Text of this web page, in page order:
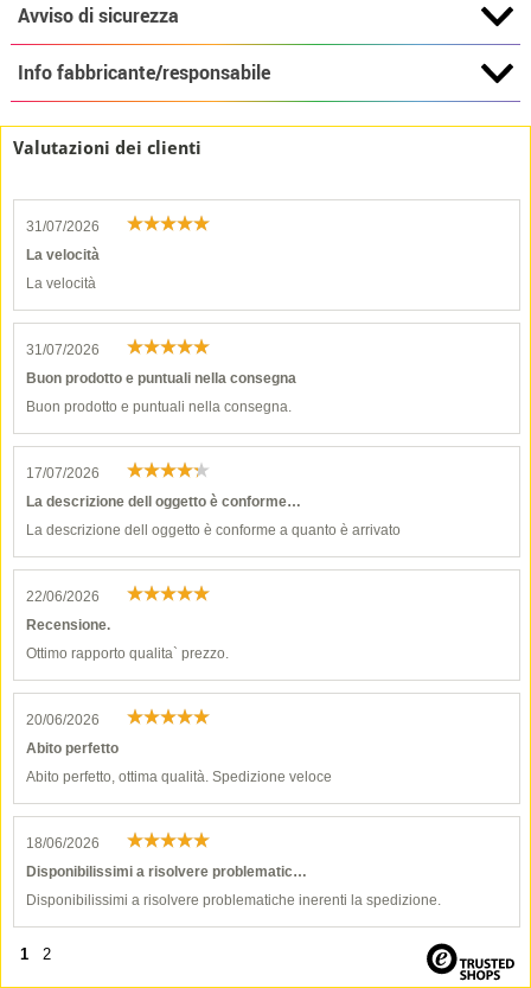
Avviso di sicurezza
Info fabbricante/responsabile
Valutazioni dei clienti
31/07/2026
La velocità
La velocità
31/07/2026
Buon prodotto e puntuali nella consegna
Buon prodotto e puntuali nella consegna.
17/07/2026
La descrizione dell oggetto è conforme…
La descrizione dell oggetto è conforme a quanto è arrivato
22/06/2026
Recensione.
Ottimo rapporto qualita` prezzo.
20/06/2026
Abito perfetto
Abito perfetto, ottima qualità. Spedizione veloce
18/06/2026
Disponibilissimi a risolvere problematic…
Disponibilissimi a risolvere problematiche inerenti la spedizione.
1 2